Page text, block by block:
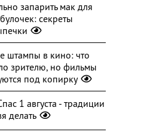
запарить мак для
секреты
штампы в кино: что
зрителю, но фильмы
под копирку
1 августа - традиции
делать